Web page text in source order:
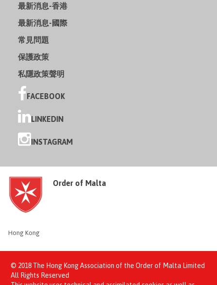
最新消息-香港
最新消息-國際
常見問題
保護政策
私隱政策聲明
FACEBOOK
LINKEDIN
INSTAGRAM
Order of Malta
Hong Kong
© 2018 The Hong Kong Association of the Order of Malta Limited
All Rights Reserved